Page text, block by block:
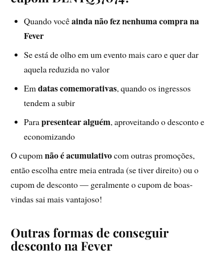
Quando vocêainda não fez nenhuma compra na
Fever
Se está de olho em um evento mais caro e quer dar
aquela reduzida no valor
Emdatas comemorativas, quando os ingressos
tendem a subir
Parapresentear alguém, aproveitando o desconto e
economizando
O cupomnão é acumulativocom outras promoções,
então escolha entre meia entrada (se tiver direito) ou o
cupom de desconto — geralmente o cupom de boas-
vindas sai mais vantajoso!
Outras formas de conseguir
desconto na Fever